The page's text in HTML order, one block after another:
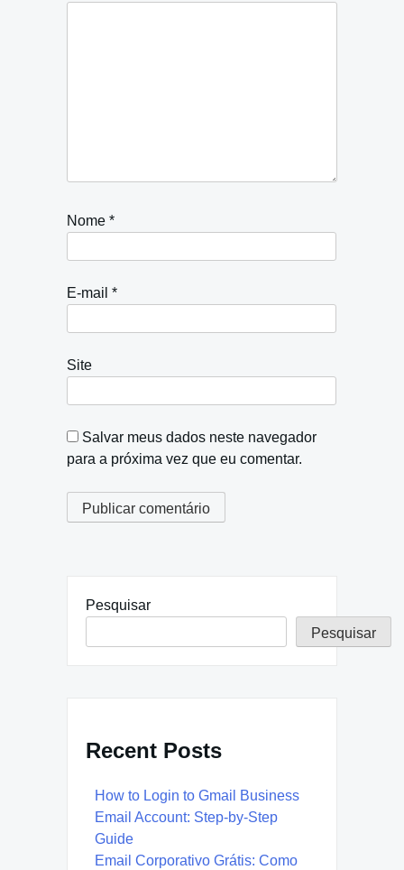
Nome *
E-mail *
Site
Salvar meus dados neste navegador
para a próxima vez que eu comentar.
Pesquisar
Pesquisar
Recent Posts
How to Login to Gmail Business
Email Account: Step-by-Step
Guide
Email Corporativo Grátis: Como